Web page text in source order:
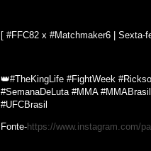
[ #FFC82 x #Matchmaker6 | Sexta-
👑#TheKingLife #FightWeek
#SemanaDeLuta #MMA
#UFCBrasil
Fonte-https://www.instagram.com/